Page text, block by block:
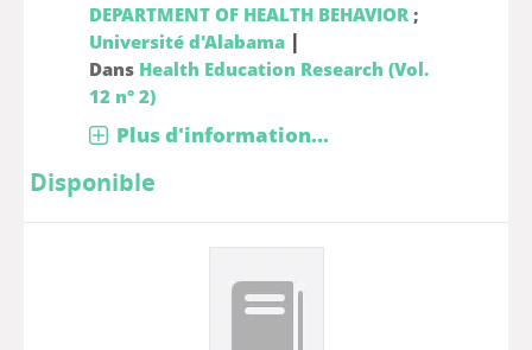
DEPARTMENT OF HEALTH BEHAVIOR;
Université d'Alabama |
Dans Health Education Research (Vol.
12 n° 2)
Plus d'information...
Disponible